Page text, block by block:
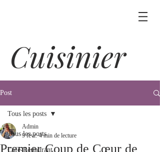
Cuisinier
Post
Tous les posts
Café-Restaurant
Tous les posts
Premier Coup de Cœur de
Admin
9 févr. 4 min de lecture